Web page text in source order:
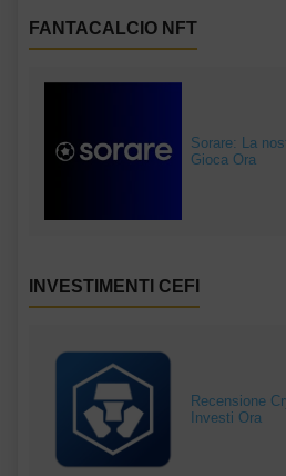
FANTACALCIO NFT
Sorare: La
Gioca Ora
INVESTIMENTI CEFI
Recensione
Investi Ora